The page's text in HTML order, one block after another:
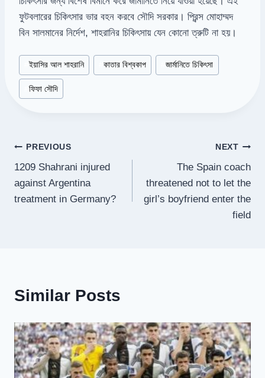
ফুটবলারের চিকিৎসার ভার বহন করবে সৌদি সরকার। প্রিন্স মোহাম্মদ
বিন সালমানের নির্দেশ, শাহরানির চিকিৎসায় যেন কোনো ত্রুটি না হয়।
Post
Tags:
#ইয়াসির আল শাহরানি #কাতার বিশ্বকাপ #জার্মানিতে চিকিৎসা
#ফিফা সৌদি
Post
navigation
PREVIOUS
1209 Shahrani injured
against Argentina
treatment in Germany?
NEXT
The Spain coach
threatened not to let the
girl’s boyfriend enter the
field
Similar Posts